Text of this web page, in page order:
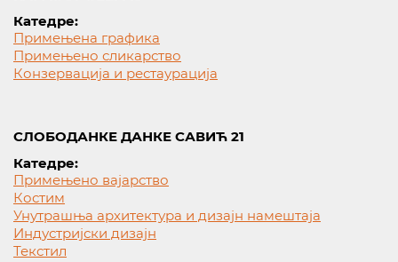
Катедре:
Примењена графика
Примењено сликарство
Конзервација и рестаурација
СЛОБОДАНКЕ ДАНКЕ САВИЋ 21
Катедре:
Примењено вајарство
Костим
Унутрашња архитектура и дизајн намештаја
Индустријски дизајн
Текстил